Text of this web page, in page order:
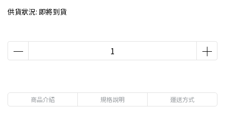
供貨狀況: 即將到貨
商品介紹 規格說明 運送方式